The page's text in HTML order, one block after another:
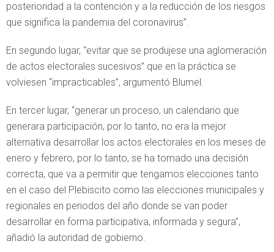
posterioridad a la contención y a la reducción de los riesgos
que significa la pandemia del coronavirus”.
En segundo lugar, “evitar que se produjese una aglomeración
de actos electorales sucesivos” que en la práctica se
volviesen “impracticables”, argumentó Blumel.
En tercer lugar, “generar un proceso, un calendario que
generara participación, por lo tanto, no era la mejor
alternativa desarrollar los actos electorales en los meses de
enero y febrero, por lo tanto, se ha tomado una decisión
correcta, que va a permitir que tengamos elecciones tanto
en el caso del Plebiscito como las elecciones municipales y
regionales en periodos del año donde se van poder
desarrollar en forma participativa, informada y segura”,
añadió la autoridad de gobierno.